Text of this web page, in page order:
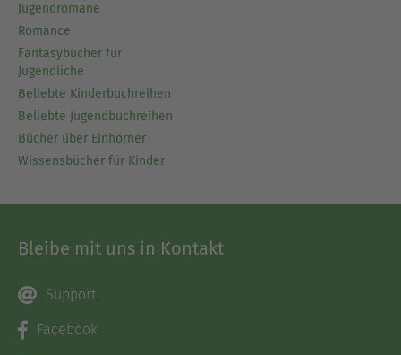
Jugendromane
Romance
Fantasybücher für
Jugendliche
Beliebte Kinderbuchreihen
Beliebte Jugendbuchreihen
Bücher über Einhörner
Wissensbücher für Kinder
Bleibe mit uns in Kontakt
Support
Facebook